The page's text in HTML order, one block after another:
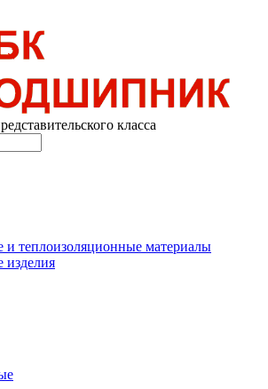
класса
и теплоизоляционные материалы
изделия